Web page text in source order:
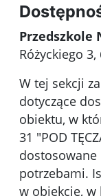
Przedszkole
Różyckiego
W tej sekcji
dotyczące
obiektu, w
31 "POD
dostosowane
potrzebami.
w obiekcie,